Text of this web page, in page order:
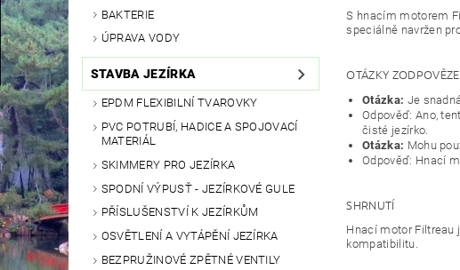
BAKTERIE
ÚPRAVA VODY
STAVBA JEZÍRKA
EPDM FLEXIBILNÍ TVAROVKY
PVC POTRUBÍ, HADICE A SPOJOVACÍ
MATERIÁL
SKIMMERY PRO JEZÍRKA
SPODNÍ VÝPUSŤ - JEZÍRKOVÉ GULE
PŘÍSLUŠENSTVÍ K JEZÍRKŮM
OSVĚTLENÍ A VYTÁPĚNÍ JEZÍRKA
BEZPRUŽINOVÉ ZPĚTNÉ VENTILY
S hnacím motorem
speciálně navržen
OTÁZKY
Otázka: Je
Odpověď: Ano,
čisté jezírko.
Otázka: Mohu
Odpověď: Hnací
SHRNUTÍ
Hnací motor Filtreau
kompatibilitu.